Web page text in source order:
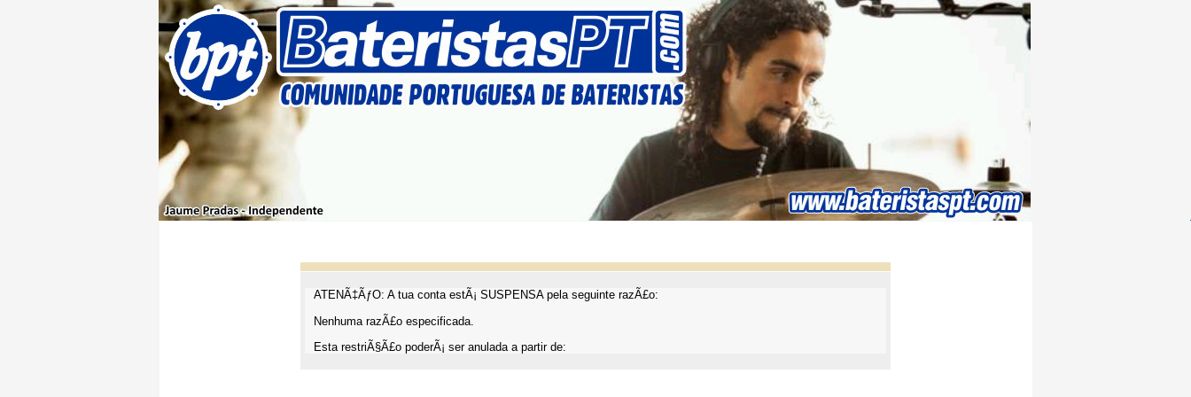
ATENÃ‡ÃƒO: A tua conta estÃ¡ SUSPENSA pela seguinte razÃ£o:
Nenhuma razÃ£o especificada.
Esta restriÃ§Ã£o poderÃ¡ ser anulada a partir de: